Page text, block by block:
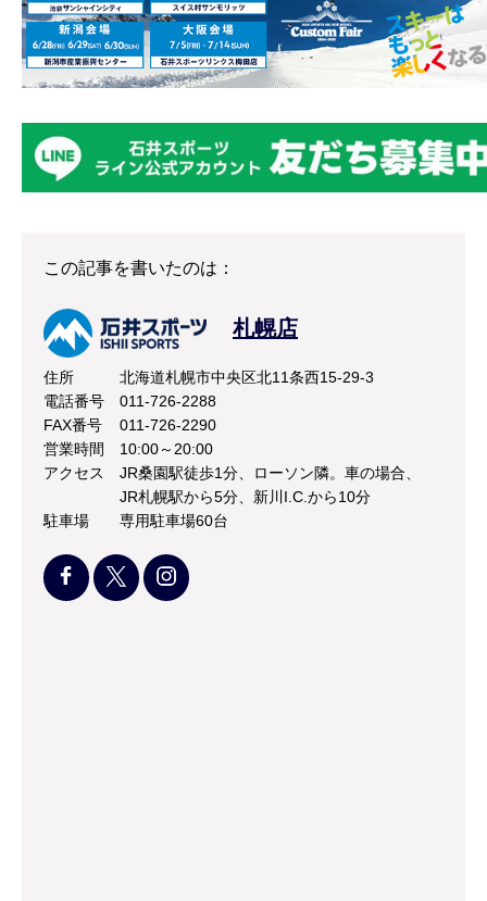
この記事を書いたのは：
札幌店
住所
北海道札幌市中央区北11条西15-29-3
電話番号
011-726-2288
FAX番号
011-726-2290
営業時間
10:00～20:00
アクセス
JR桑園駅徒歩1分、ローソン隣。車の場合、
JR札幌駅から5分、新川I.C.から10分
駐車場
専用駐車場60台